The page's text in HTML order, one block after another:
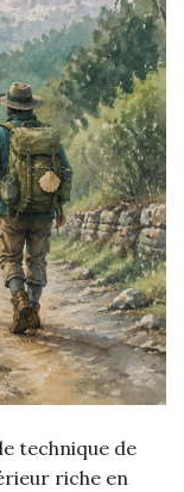
technique de
riche en